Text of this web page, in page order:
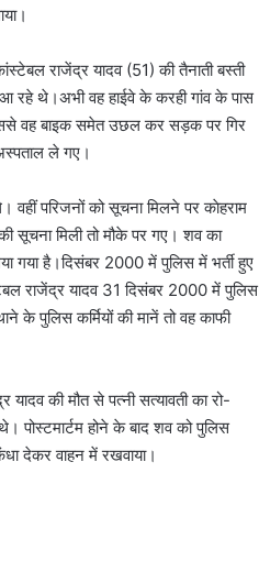
राजेंद्र यादव (51) की तैनाती बस्ती
रहे थे।अभी वह हाईवे के करही गांव के पास
वह बाइक समेत उछल कर सड़क पर गिर
ले गए।
वहीं परिजनों को सूचना मिलने पर काेहराम
सूचना मिली तो मौके पर गए। शव का
गया है।दिसंबर 2000 में पुलिस में भर्ती हुए
राजेंद्र यादव 31 दिसंबर 2000 में पुलिस
के पुलिस कर्मियों की मानें तो वह काफी
की मौत से पत्नी सत्यावती का रो-
पोस्टमार्टम होने के बाद शव को पुलिस
देकर वाहन में रखवाया।